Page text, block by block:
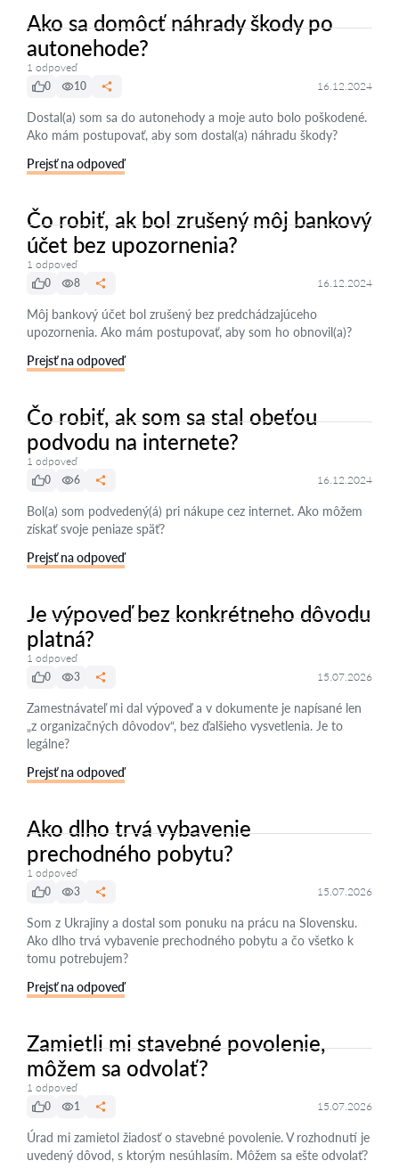
Ako sa domôcť náhrady škody po
autonehode?
1 odpoveď
0
10 16.12.2024
Dostal(a) som sa do autonehody a moje auto bolo poškodené.
Ako mám postupovať, aby som dostal(a) náhradu škody?
Prejsť na odpoveď
Čo robiť, ak bol zrušený môj bankový
účet bez upozornenia?
1 odpoveď
0
8 16.12.2024
Môj bankový účet bol zrušený bez predchádzajúceho
upozornenia. Ako mám postupovať, aby som ho obnovil(a)?
Prejsť na odpoveď
Čo robiť, ak som sa stal obeťou
podvodu na internete?
1 odpoveď
0
6 16.12.2024
Bol(a) som podvedený(á) pri nákupe cez internet. Ako môžem
získať svoje peniaze späť?
Prejsť na odpoveď
Je výpoveď bez konkrétneho dôvodu
platná?
1 odpoveď
0
3 15.07.2026
Zamestnávateľ mi dal výpoveď a v dokumente je napísané len
„z organizačných dôvodov“, bez ďalšieho vysvetlenia. Je to
legálne?
Prejsť na odpoveď
Ako dlho trvá vybavenie
prechodného pobytu?
1 odpoveď
0
3 15.07.2026
Som z Ukrajiny a dostal som ponuku na prácu na Slovensku.
Ako dlho trvá vybavenie prechodného pobytu a čo všetko k
tomu potrebujem?
Prejsť na odpoveď
Zamietli mi stavebné povolenie,
môžem sa odvolať?
1 odpoveď
0
1 15.07.2026
Úrad mi zamietol žiadosť o stavebné povolenie. V rozhodnutí je
uvedený dôvod, s ktorým nesúhlasím. Môžem sa ešte odvolať?